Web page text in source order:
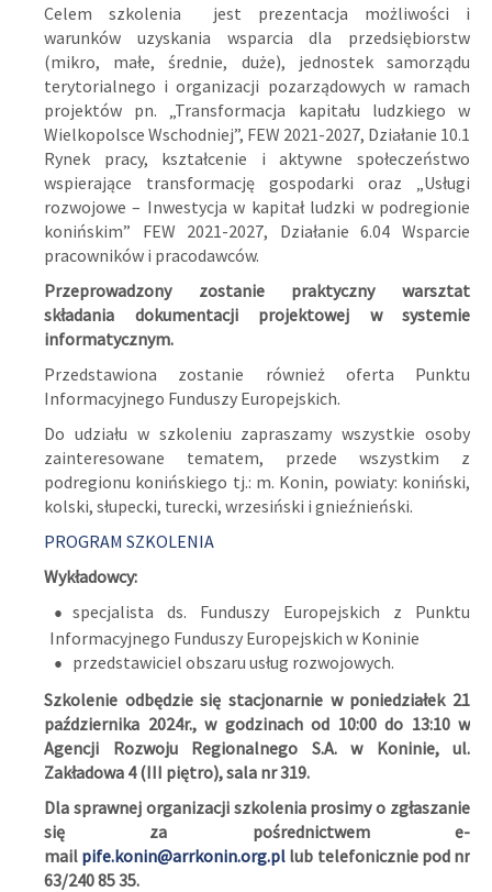
Celem szkolenia jest prezentacja możliwości i
warunków uzyskania wsparcia dla przedsiębiorstw
(mikro, małe, średnie, duże), jednostek samorządu
terytorialnego i organizacji pozarządowych w ramach
projektów pn. „Transformacja kapitału ludzkiego w
Wielkopolsce Wschodniej”, FEW 2021-2027, Działanie 10.1
Rynek pracy, kształcenie i aktywne społeczeństwo
wspierające transformację gospodarki oraz „Usługi
rozwojowe – Inwestycja w kapitał ludzki w podregionie
konińskim” FEW 2021-2027, Działanie 6.04 Wsparcie
pracowników i pracodawców.
Przeprowadzony zostanie praktyczny warsztat
składania dokumentacji projektowej w systemie
informatycznym.
Przedstawiona zostanie również oferta Punktu
Informacyjnego Funduszy Europejskich.
Do udziału w szkoleniu zapraszamy wszystkie osoby
zainteresowane tematem, przede wszystkim z
podregionu konińskiego tj.: m. Konin, powiaty: koniński,
kolski, słupecki, turecki, wrzesiński i gnieźnieński.
PROGRAM SZKOLENIA
Wykładowcy:
specjalista ds. Funduszy Europejskich z Punktu
Informacyjnego Funduszy Europejskich w Koninie
przedstawiciel obszaru usług rozwojowych.
Szkolenie odbędzie się stacjonarnie w poniedziałek 21
października 2024r., w godzinach od 10:00 do 13:10 w
Agencji Rozwoju Regionalnego S.A. w Koninie, ul.
Zakładowa 4 (III piętro), sala nr 319.
Dla sprawnej organizacji szkolenia prosimy o zgłaszanie
się za pośrednictwem e-
mail pife.konin@arrkonin.org.pl lub telefonicznie pod nr
63/240 85 35.